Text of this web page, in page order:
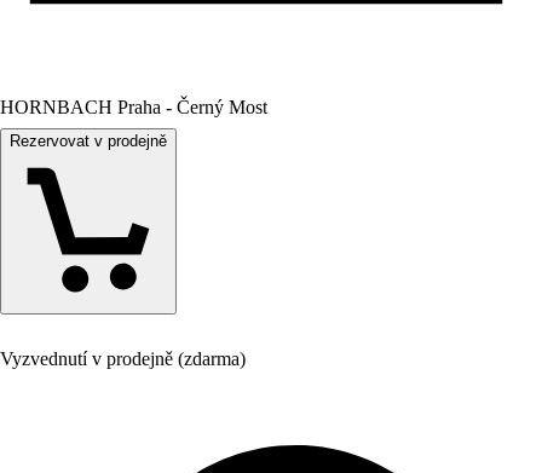
HORNBACH Praha - Černý Most
Rezervovat v prodejně
Vyzvednutí v prodejně (zdarma)